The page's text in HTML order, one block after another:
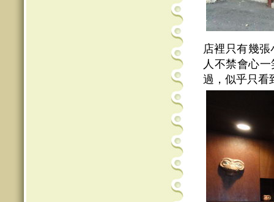
店裡只有幾
人不禁會心
過，似乎只看